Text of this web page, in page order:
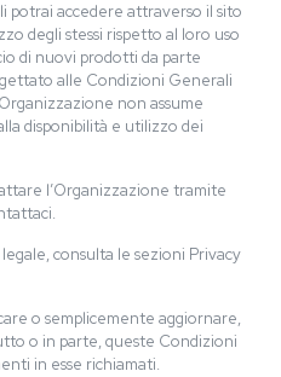
potrai accedere attraverso il sito
degli stessi rispetto al loro uso
di nuovi prodotti da parte
alle Condizioni Generali
non assume
disponibilità e utilizzo dei
l’Organizzazione tramite
consulta le sezioni Privacy
o semplicemente aggiornare,
o in parte, queste Condizioni
in esse richiamati.